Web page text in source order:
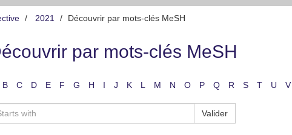
2021 Découvrir par mots-clés MeSH
par mots-clés MeSH
B C D E F G H I J K L M N O P Q R S T U V
Valider